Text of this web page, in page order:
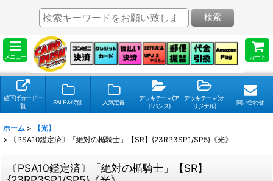
メニュー カート
検索
値下げカード一
覧
SALE＆特価 人気定番
デッキテーマ(ア
ドバンス)
デッキテーマ(オ
リジナル)
問い合わせ
ホーム >
【光】
>
〔PSA10鑑定済〕「絶対の楯騎士」【SR】{23RP3SP1/SP5}《光》
〔PSA10鑑定済〕「絶対の楯騎士」【SR】